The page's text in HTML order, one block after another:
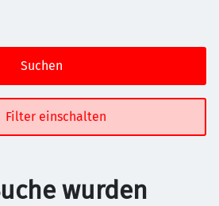
Suchen
Filter einschalten
wurden